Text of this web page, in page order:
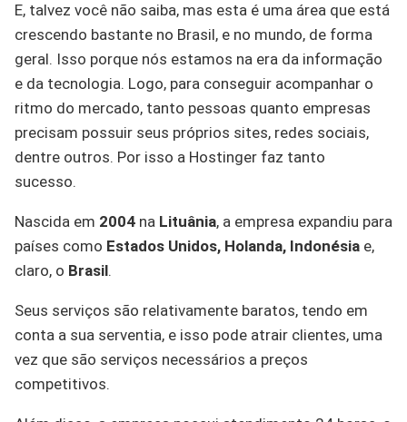
E, talvez você não saiba, mas esta é uma área que está
crescendo bastante no Brasil, e no mundo, de forma
geral. Isso porque nós estamos na era da informação
e da tecnologia. Logo, para conseguir acompanhar o
ritmo do mercado, tanto pessoas quanto empresas
precisam possuir seus próprios sites, redes sociais,
dentre outros. Por isso a Hostinger faz tanto
sucesso.
Nascida em 2004 na Lituânia, a empresa expandiu para
países como Estados Unidos, Holanda, Indonésia e,
claro, o Brasil.
Seus serviços são relativamente baratos, tendo em
conta a sua serventia, e isso pode atrair clientes, uma
vez que são serviços necessários a preços
competitivos.